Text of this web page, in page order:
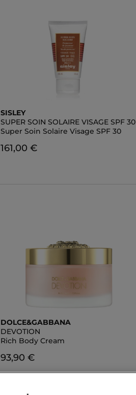
SISLEY
SUPER SOIN SOLAIRE VISAGE SPF 30
Super Soin Solaire Visage SPF 30
161,00 €
DOLCE&GABBANA
DEVOTION
Rich Body Cream
93,90 €